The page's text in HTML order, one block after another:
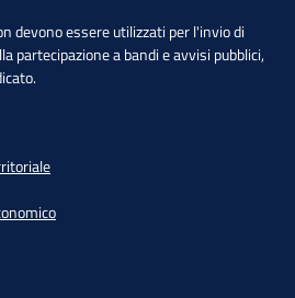
devono essere utilizzati per l'invio di
partecipazione a bandi e avvisi pubblici,